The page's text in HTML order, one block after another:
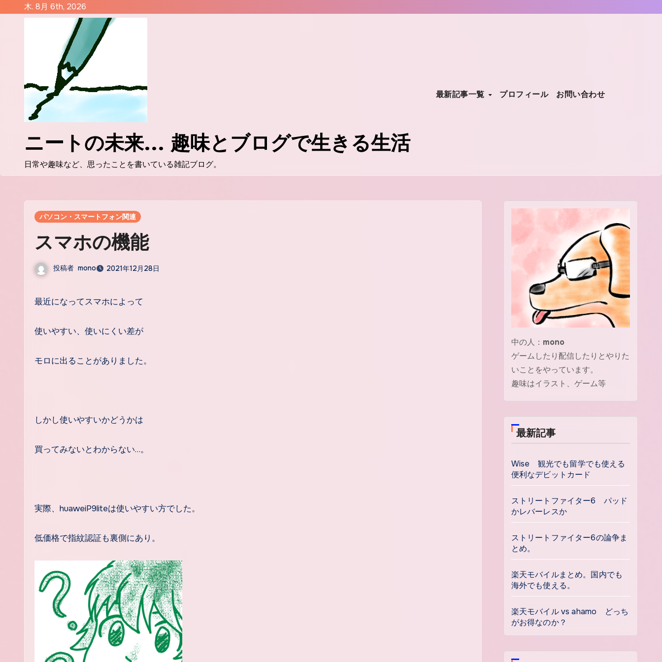
木. 8月 6th, 2026
ニートの未来... 趣味とブログで生きる生活
日常や趣味など、思ったことを書いている雑記ブログ。
最新記事一覧 プロフィール お問い合わせ
パソコン・スマートフォン関連
スマホの機能
投稿者 mono 2021年12月28日
最近になってスマホによって
使いやすい、使いにくい差が
モロに出ることがありました。
しかし使いやすいかどうかは
買ってみないとわからない…。
実際、huaweiP9liteは使いやすい方でした。
低価格で指紋認証も裏側にあり。
中の人： mono
ゲームしたり配信したりとやりた
いことをやっています。
趣味はイラスト、ゲーム等
最新記事
Wise 観光でも留学でも使える
便利なデビットカード
ストリートファイター6 パッド
かレバーレスか
ストリートファイター6の論争ま
とめ。
楽天モバイルまとめ。国内でも
海外でも使える。
楽天モバイル vs ahamo どっち
がお得なのか？